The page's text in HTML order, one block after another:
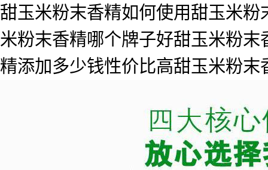
甜玉米粉末香精如何使用甜玉米
米粉末香精哪个牌子好甜玉米粉
精添加多少钱性价比高甜玉米粉